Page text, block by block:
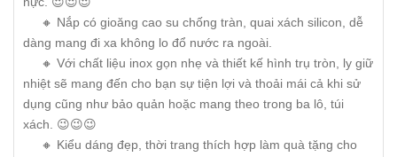
🔸 Nắp có gioăng cao su chống tràn, quai xách silicon, dễ
dàng mang đi xa không lo đổ nước ra ngoài.
🔸 Với chất liệu inox gọn nhẹ và thiết kế hình trụ tròn, ly giữ
nhiệt sẽ mang đến cho bạn sự tiện lợi và thoải mái cả khi sử
dụng cũng như bảo quản hoặc mang theo trong ba lô, túi
xách. 😉😉😉
🔸 Kiểu dáng đẹp, thời trang thích hợp làm quà tặng cho